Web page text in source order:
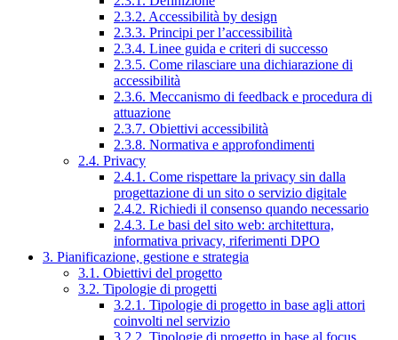
2.3.2. Accessibilità by design
2.3.3. Principi per l’accessibilità
2.3.4. Linee guida e criteri di successo
2.3.5. Come rilasciare una dichiarazione di
accessibilità
2.3.6. Meccanismo di feedback e procedura di
attuazione
2.3.7. Obiettivi accessibilità
2.3.8. Normativa e approfondimenti
2.4. Privacy
2.4.1. Come rispettare la privacy sin dalla
progettazione di un sito o servizio digitale
2.4.2. Richiedi il consenso quando necessario
2.4.3. Le basi del sito web: architettura,
informativa privacy, riferimenti DPO
3. Pianificazione, gestione e strategia
3.1. Obiettivi del progetto
3.2. Tipologie di progetti
3.2.1. Tipologie di progetto in base agli attori
coinvolti nel servizio
3.2.2. Tipologie di progetto in base al focus